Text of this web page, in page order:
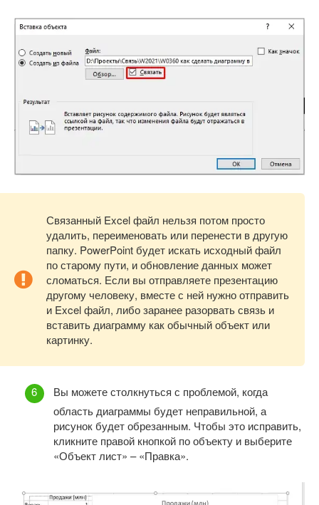
Связанный Excel файл нельзя потом просто
удалить, переименовать или перенести в другую
папку. PowerPoint будет искать исходный файл
по старому пути, и обновление данных может
сломаться. Если вы отправляете презентацию
другому человеку, вместе с ней нужно отправить
и Excel файл, либо заранее разорвать связь и
вставить диаграмму как обычный объект или
картинку.
Вы можете столкнуться с проблемой, когда
область диаграммы будет неправильной, а
рисунок будет обрезанным. Чтобы это исправить,
кликните правой кнопкой по объекту и выберите
«Объект лист» – «Правка».